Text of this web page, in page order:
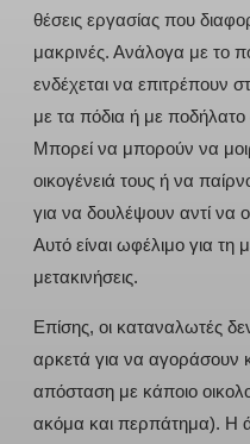
θέσεις εργασίας που
μακρινές. Ανάλογα με το
ενδέχεται να επιτρέπουν
με τα πόδια ή με ποδήλατο
Μπορεί να μπορούν να
οικογένειά τους ή να
για να δουλέψουν αντί να
Αυτό είναι ωφέλιμο για τη
μετακινήσεις.
Επίσης, οι καταναλωτές
αρκετά για να αγοράσουν
απόσταση με κάποιο
ακόμα και περπάτημα). Η